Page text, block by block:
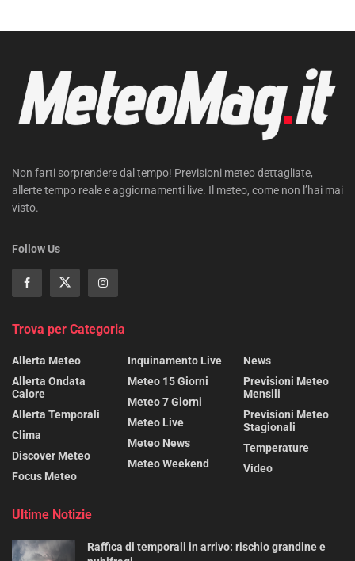
Non farti sorprendere dal tempo! Previsioni meteo dettagliate,
allerte tempo reale e aggiornamenti live. Il meteo, come non l’hai mai
visto.
Follow Us
Trova per Categoria
Allerta Meteo
Allerta Ondata
Calore
Allerta Temporali
Clima
Discover Meteo
Focus Meteo
Inquinamento Live
Meteo 15 Giorni
Meteo 7 Giorni
Meteo Live
Meteo News
Meteo Weekend
News
Previsioni Meteo
Mensili
Previsioni Meteo
Stagionali
Temperature
Video
Ultime Notizie
Raffica di temporali in arrivo: rischio grandine e